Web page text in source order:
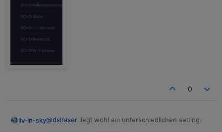
0
liv-in-sky@dslraser liegt wohl am unterschiedlichen setting